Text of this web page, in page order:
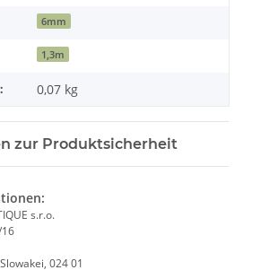
6mm
1,3m
0,07 kg
zur Produktsicherheit
s.r.o.
024 01